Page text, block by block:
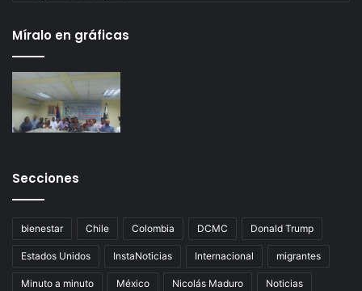
Míralo en gráficas
Secciones
bienestar Chile Colombia DCMC Donald Trump
Estados Unidos InstaNoticias Internacional migrantes
Minuto a minuto México Nicolás Maduro Noticias